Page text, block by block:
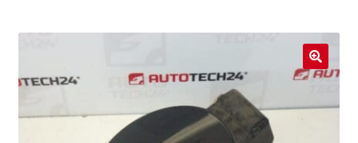
Beschwerdeordnung
Datenschutz-Bestimmungen
🔍